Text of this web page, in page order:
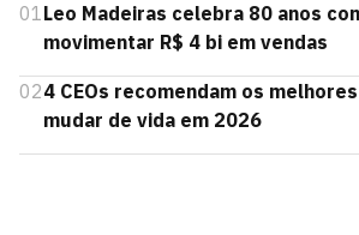
01Leo Madeiras celebra 80 anos
movimentar R$ 4 bi em vendas
024 CEOs recomendam os
mudar de vida em 2026